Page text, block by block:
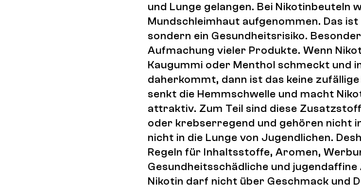
und Lunge gelangen. Bei Nikotinbeuteln
Mundschleimhaut aufgenommen. Das
sondern ein Gesundheitsrisiko.
Aufmachung vieler Produkte. Wenn
Kaugummi oder Menthol schmeckt und
daherkommt, dann ist das keine
senkt die Hemmschwelle und macht
attraktiv. Zum Teil sind diese
oder krebserregend und gehören nicht
nicht in die Lunge von Jugendlichen.
Regeln für Inhaltsstoffe, Aromen,
Gesundheitsschädliche und
Nikotin darf nicht über Geschmack und